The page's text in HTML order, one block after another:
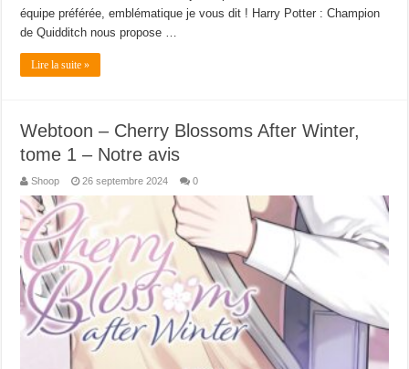
équipe préférée, emblématique je vous dit ! Harry Potter : Champion
de Quidditch nous propose …
Lire la suite »
Webtoon – Cherry Blossoms After Winter,
tome 1 – Notre avis
Shoop 26 septembre 2024 0